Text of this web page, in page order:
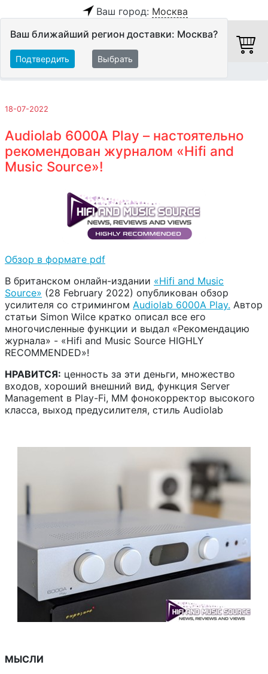
Ваш город: Москва
Ваш ближайший регион доставки: Москва?
Подтвердить Выбрать
18-07-2022
Audiolab 6000A Play – настоятельно
рекомендован журналом «Hifi and
Music Source»!
Обзор в формате pdf
В британском онлайн-издании «Hifi and Music
Source» (28 February 2022) опубликован обзор
усилителя со стримингом Audiolab 6000A Play. Автор
статьи Simon Wilce кратко описал все его
многочисленные функции и выдал «Рекомендацию
журнала» - «Hifi and Music Source HIGHLY
RECOMMENDED»!
НРАВИТСЯ: ценность за эти деньги, множество
входов, хороший внешний вид, функция Server
Management в Play-Fi, MM фонокорректор высокого
класса, выход предусилителя, стиль Audiolab
МЫСЛИ